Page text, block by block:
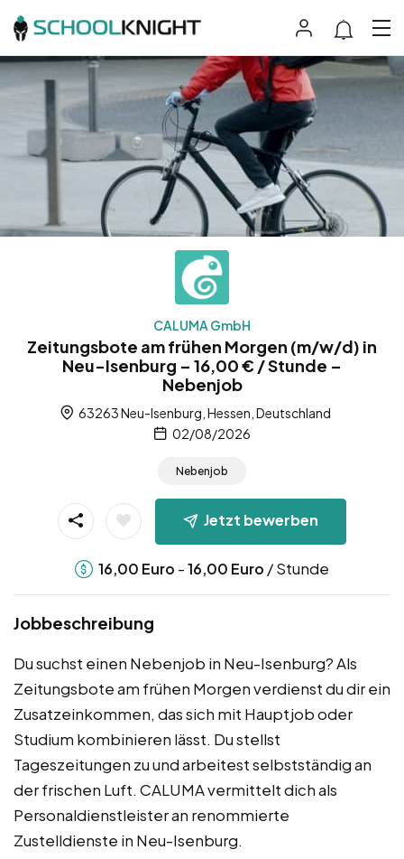
CALUMA GmbH
Zeitungsbote am frühen Morgen (m/w/d) in
Neu-Isenburg – 16,00 € / Stunde –
Nebenjob
63263 Neu-Isenburg, Hessen, Deutschland
02/08/2026
Nebenjob
Jetzt bewerben
16,00 Euro -16,00 Euro / Stunde
Jobbeschreibung
Du suchst einen Nebenjob in Neu-Isenburg? Als
Zeitungsbote am frühen Morgen verdienst du dir ein
Zusatzeinkommen, das sich mit Hauptjob oder
Studium kombinieren lässt. Du stellst
Tageszeitungen zu und arbeitest selbstständig an
der frischen Luft. CALUMA vermittelt dich als
Personaldienstleister an renommierte
Zustelldienste in Neu-Isenburg.